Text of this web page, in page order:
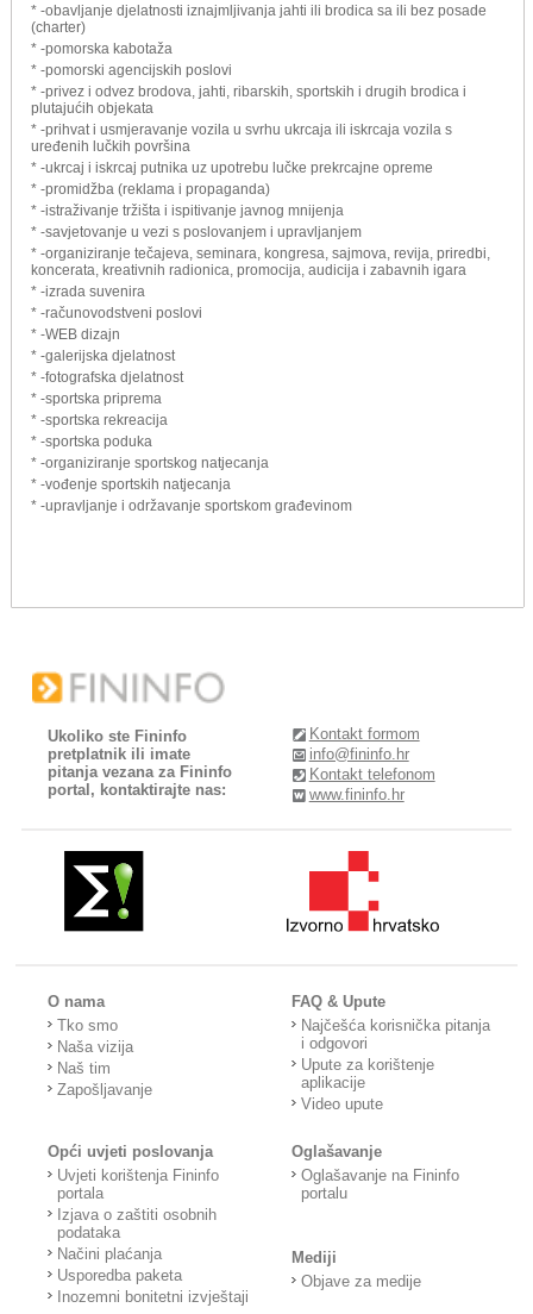
* -obavljanje djelatnosti iznajmljivanja jahti ili brodica sa ili bez posade
(charter)
* -pomorska kabotaža
* -pomorski agencijskih poslovi
* -privez i odvez brodova, jahti, ribarskih, sportskih i drugih brodica i
plutajućih objekata
* -prihvat i usmjeravanje vozila u svrhu ukrcaja ili iskrcaja vozila s
uređenih lučkih površina
* -ukrcaj i iskrcaj putnika uz upotrebu lučke prekrcajne opreme
* -promidžba (reklama i propaganda)
* -istraživanje tržišta i ispitivanje javnog mnijenja
* -savjetovanje u vezi s poslovanjem i upravljanjem
* -organiziranje tečajeva, seminara, kongresa, sajmova, revija, priredbi,
koncerata, kreativnih radionica, promocija, audicija i zabavnih igara
* -izrada suvenira
* -računovodstveni poslovi
* -WEB dizajn
* -galerijska djelatnost
* -fotografska djelatnost
* -sportska priprema
* -sportska rekreacija
* -sportska poduka
* -organiziranje sportskog natjecanja
* -vođenje sportskih natjecanja
* -upravljanje i održavanje sportskom građevinom
Ukoliko ste Fininfo
pretplatnik ili imate
pitanja vezana za Fininfo
portal, kontaktirajte nas:
Kontakt formom
info@fininfo.hr
Kontakt telefonom
www.fininfo.hr
O nama
Tko smo
Naša vizija
Naš tim
Zapošljavanje
FAQ & Upute
Najčešća korisnička pitanja
i odgovori
Upute za korištenje
aplikacije
Video upute
Opći uvjeti poslovanja
Uvjeti korištenja Fininfo
portala
Izjava o zaštiti osobnih
podataka
Načini plaćanja
Usporedba paketa
Inozemni bonitetni izvještaji
Oglašavanje
Oglašavanje na Fininfo
portalu
Mediji
Objave za medije